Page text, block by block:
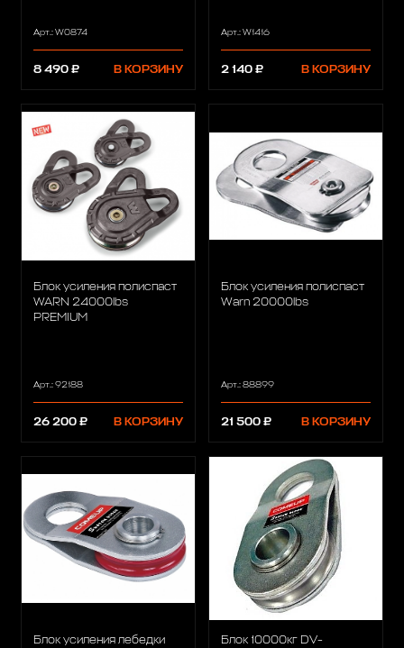
Арт.: W0874
8 490 ₽ В КОРЗИНУ
Арт.: W1416
2 140 ₽ В КОРЗИНУ
Блок усиления полиспаст
WARN 24000lbs
PREMIUM
Арт.: 92188
26 200 ₽ В КОРЗИНУ
Блок усиления полиспаст
Warn 20000lbs
Арт.: 88899
21 500 ₽ В КОРЗИНУ
Блок усиления лебедки
Блок 10000кг DV-